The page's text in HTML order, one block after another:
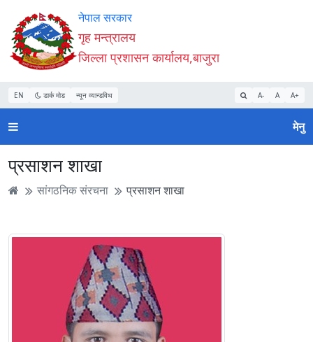
Accessibility
Mode
सुरु
गर्नुहोस्
सामाग्री
पढ्नुहाेस्
नेभिगेसन
पढ्नुहाेस्
वेबसाइट
खोजमा
जानुहोस्
नेपाल सरकार
गृह मन्त्रालय
जिल्ला प्रशासन कार्यालय,बाजुरा
EN डार्क मोड न्यून व्यान्डविथ A- A A+
मेनु
प्रसाशन शाखा
सांगठनिक संरचना प्रसाशन शाखा